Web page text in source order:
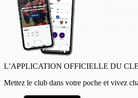
L’APPLICATION OFFICIELLE DU
Mettez le club dans votre poche et vivez